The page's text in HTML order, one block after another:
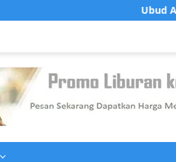
Ubud Art Market: